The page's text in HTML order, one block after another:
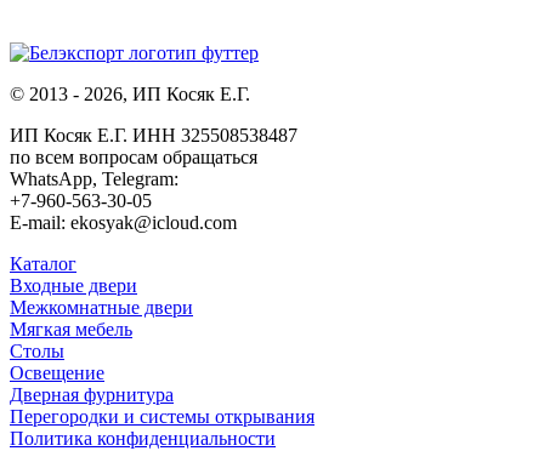
© 2013 - 2026, ИП Косяк Е.Г.
ИП Косяк Е.Г. ИНН 325508538487
по всем вопросам обращаться
WhatsApp, Telegram:
+7-960-563-30-05
E-mail: ekosyak@icloud.com
Каталог
Входные двери
Межкомнатные двери
Мягкая мебель
Столы
Освещение
Дверная фурнитура
Перегородки и системы открывания
Политика конфиденциальности